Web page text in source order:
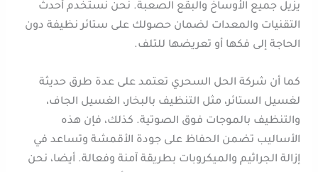
يزيل جميع الأوساخ والبقع الصعبة. نحن نستخدم أحدث
التقنيات والمعدات لضمان حصولك على ستائر نظيفة دون
الحاجة إلى فكها أو تعريضها للتلف.
كما أن شركة الحل السحري تعتمد على عدة طرق حديثة
لغسيل الستائر، مثل التنظيف بالبخار، الغسيل الجاف،
والتنظيف بالموجات فوق الصوتية. كذلك، فإن هذه
الأساليب تضمن الحفاظ على جودة الأقمشة وتساعد في
إزالة الجراثيم والميكروبات بطريقة آمنة وفعالة. أيضا، نحن